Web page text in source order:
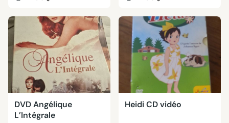
DVD Angélique
L’Intégrale
Heidi CD vidéo